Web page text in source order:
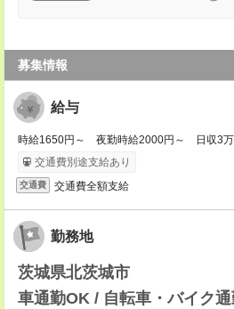
募集情報
給与
時給1650円～ 夜勤時給2000円～ 日収3万
交通費別途支給あり
交通費 交通費全額支給
勤務地
茨城県北茨城市
車通勤OK / 自転車・バイク